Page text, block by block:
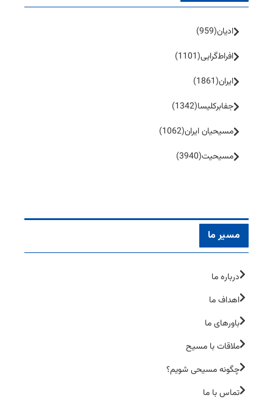
ادیان(959)
افراط‌گرایی(1101)
ایران(1861)
جفا‌بر‌کلیسا(1342)
مسیحیان ایران(1062)
مسیحیت(3940)
مسیر ما
درباره ما
اهداف ما
باورهای ما
ملاقات با مسیح
چگونه مسیحی شویم؟
تماس با ما